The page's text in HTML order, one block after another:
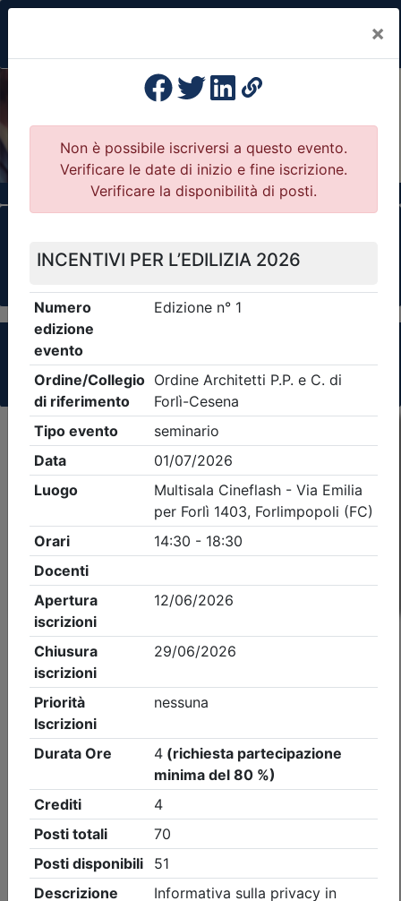
×
Previous
Il portale della formazione per Ordini e
Clicca qui - espandi la sezione dei filtri ricerca
eventi
Criteri di ricerca applicati:
- Tipo Ordine/collegio:Architetti- Ordine: Forlì-
Cesena- Eventi in programma dal7/8/2026
iCal Feed RSS
Dettagli evento
Gratuito
Ordine Architetti P.P. e C. di Forlì-Cesena